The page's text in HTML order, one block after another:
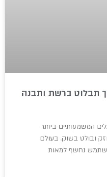
תבלוט ברשת ותבנה
המשמעותיים ביותר
ובולט בשוק. בעולם
משתמש נחשף למאות